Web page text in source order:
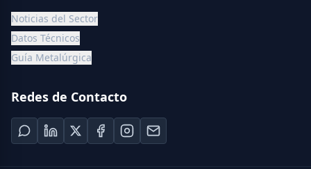
Noticias del Sector
Datos Técnicos
Guía Metalúrgica
Redes de Contacto